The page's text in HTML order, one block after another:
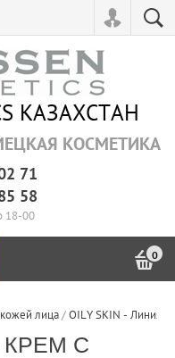
KAЗАХСТАН
КОСМЕТИКА
71
58
18-00
0
лица/ОILY SKIN - Линия
КРЕМ С